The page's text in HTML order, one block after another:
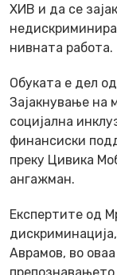
ХИВ и да се
нивната работа.
Обуката е дел
Зајакнување на
социјална
финансиски
преку Цивика
ангажман.
Експертите од
Аврамов, во